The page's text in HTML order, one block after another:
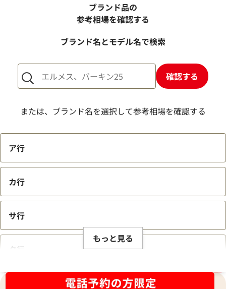
売却するか悩んでいるのですが、査定だけお願いできます
1点からでも査定できますか？
ブランド品の
参考相場を確認する
ブランド名とモデル名で検索
確認する
または、ブランド名を選択して参考相場を確認する
ア行
カ行
サ行
タ行
もっと見る